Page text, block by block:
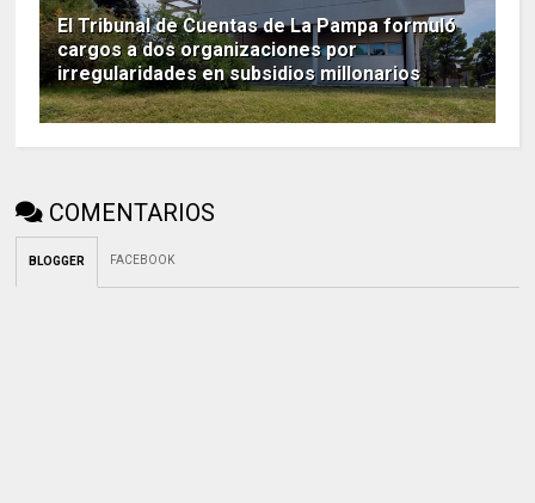
El Tribunal de Cuentas de La Pampa formuló
cargos a dos organizaciones por
irregularidades en subsidios millonarios
COMENTARIOS
BLOGGER FACEBOOK